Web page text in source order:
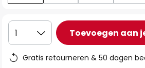
1 Toevoegen aan
Gratis retourneren & 50 dagen